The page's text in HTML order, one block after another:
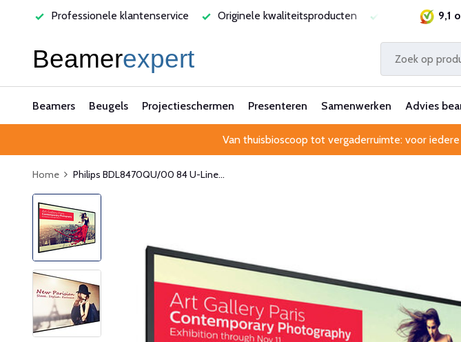
Originele kwaliteitsproducten Laagste prijsgarantie Al 25 jaar betrouwbaar
9,1
Beamers Beugels Projectieschermen Presenteren Samenwerken Advies
Van thuisbioscoop tot vergaderruimte: voor
Home Philips BDL8470QU/00 84 U-Line...